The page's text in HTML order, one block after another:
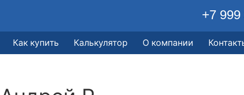
+7
Как купить Калькулятор О компании